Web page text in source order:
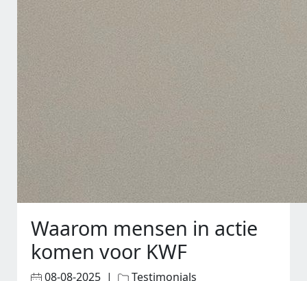
Waarom mensen in actie
komen voor KWF
08-08-2025 | Testimonials